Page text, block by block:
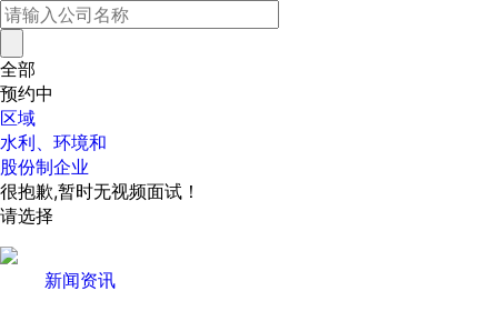
全部
预约中
区域
水利、环境和
股份制企业
很抱歉,暂时无视频面试！
请选择
新闻资讯